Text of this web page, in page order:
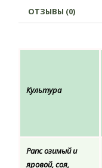
ОТЗЫВЫ (0)
Культура
Рапс озимый и
яровой, соя,